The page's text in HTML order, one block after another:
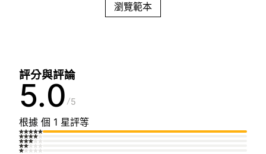
瀏覽範本
評分與評論
5.0 5
根據 個 1 星評等